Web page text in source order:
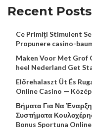
Recent Posts
Ce Primiți Stimulent
Propunere casino-
Maken Voor Met Grof
heel Nederland Get
Előrehalaszt Üt És
Online Casino —
Βήματα Για Να
Συστήματα
Bonus Sportuna